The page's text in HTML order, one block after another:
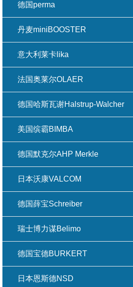
德国perma
丹麦miniBOOSTER
意大利莱卡lika
法国奥莱尔OLAER
德国哈斯瓦谢Halstrup-Walcher
美国缤霸BIMBA
德国默克尔AHP Merkle
日本沃康VALCOM
德国薛宝Schreiber
瑞士博力谋Belimo
德国宝德BURKERT
日本恩斯德NSD